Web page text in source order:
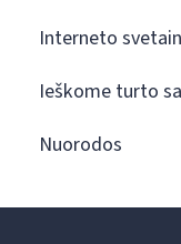
Interneto
Ieškome turto
Nuorodos